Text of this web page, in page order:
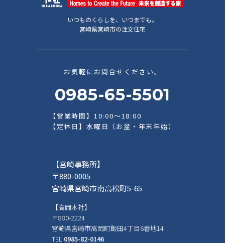
いつものくらしを、いつまでも。
宮崎県宮崎市の注文住宅
お気軽にお問合せください。
0985-65-5501
【営業時間】10:00～18:00
【定休日】水曜日（お盆・年末年始）
【宮崎事務所】
〒880-0005
宮崎県宮崎市南高松町5-65
【高岡本社】
〒880-2224
宮崎県宮崎市高岡町飯田4丁目6番地14
TEL. 0985-82-0146